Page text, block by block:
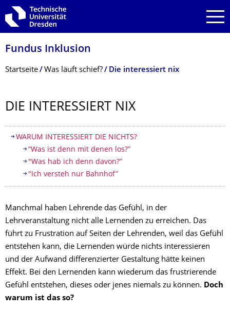
Zur Hauptnavigation springen
Zur Suche springen
Zum Inhalt springen
Fundus Inklusion
Breadcrumb-Menü
Startseite Was läuft schief? Die interessiert nix
DIE INTERESSIERT NIX
Inhaltsverzeichnis
WARUM INTERESSIERT DIE NICHTS?
“Was ist denn mit denen los?”
"Was hab ich denn davon?”
"Ich versteh nur Bahnhof”
Manchmal haben Lehrende das Gefühl, in der
Lehrveranstaltung nicht alle Lernenden zu erreichen. Das
führt zu Frustration auf Seiten der Lehrenden, weil das Gefühl
entstehen kann, die Lernenden würde nichts interessieren
und der Aufwand differenzierter Gestaltung hätte keinen
Effekt. Bei den Lernenden kann wiederum das frustrierende
Gefühl entstehen, dieses oder jenes niemals zu können. Doch
warum ist das so?